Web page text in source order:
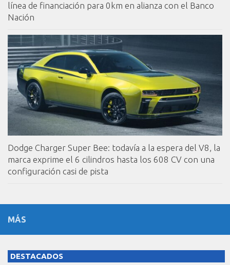
línea de financiación para 0km en alianza con el Banco
Nación
Dodge Charger Super Bee: todavía a la espera del V8, la
marca exprime el 6 cilindros hasta los 608 CV con una
configuración casi de pista
MÁS
DESTACADOS